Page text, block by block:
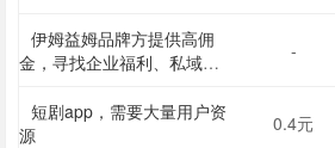
伊姆益姆品牌方提供高佣
金，寻找企业福利、私域商
货
-
短剧app，需要大量用户资
源
0.4元